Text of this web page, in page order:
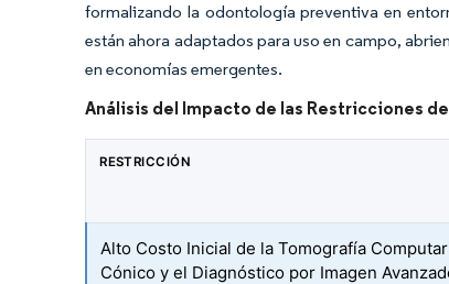
formalizando la odontología preventiva en
están ahora adaptados para uso en campo,
en economías emergentes.
Análisis del Impacto de las Restricciones
RESTRICCIÓN
Alto Costo Inicial de la Tomografía
Cónico y el Diagnóstico por Imagen